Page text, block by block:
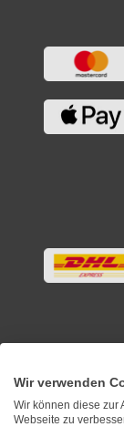
Wir verwenden
Wir können diese zur
Webseite zu